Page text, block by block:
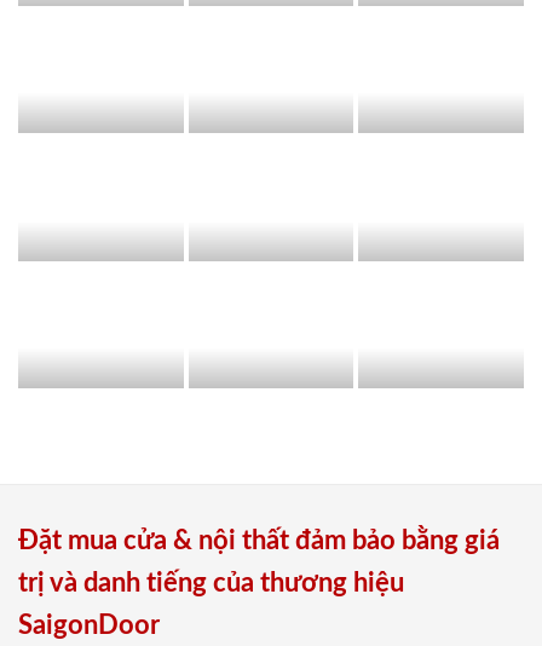
Đặt mua cửa & nội thất đảm bảo bằng giá
trị và danh tiếng của thương hiệu
SaigonDoor